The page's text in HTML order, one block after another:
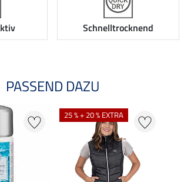
Schnelltrocknend
PASSEND DAZU
25 % + 20 % EXTRA